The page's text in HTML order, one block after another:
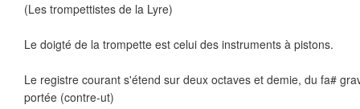
(Les trompettistes de la Lyre)
Le doigté de la trompette est celui des instruments à pistons.
Le registre courant s'étend sur deux octaves et demie, du fa#
portée (contre-ut)